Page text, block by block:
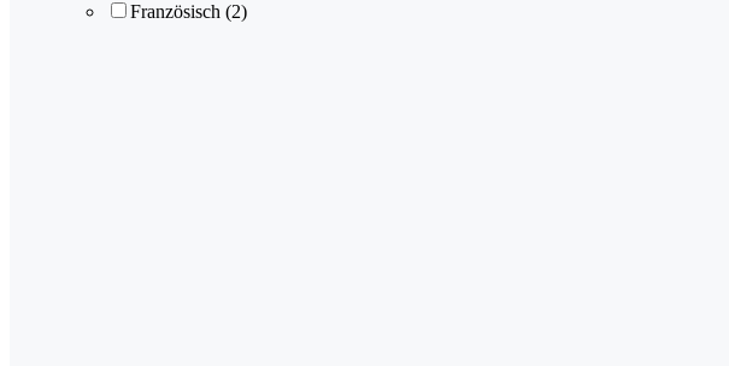
Französisch (2)